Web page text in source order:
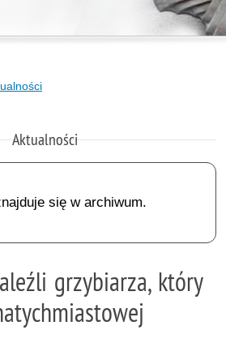
Aktualności
się w archiwum.
grzybiarza, który